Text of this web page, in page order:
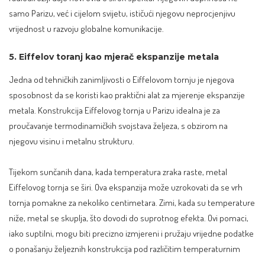
samo Parizu, već i cijelom svijetu, ističući njegovu neprocjenjivu
vrijednost u razvoju globalne komunikacije.
5. Eiffelov toranj kao mjerač ekspanzije metala
Jedna od tehničkih zanimljivosti o Eiffelovom tornju je njegova
sposobnost da se koristi kao praktični alat za mjerenje ekspanzije
metala. Konstrukcija Eiffelovog tornja u Parizu idealna je za
proučavanje termodinamičkih svojstava željeza, s obzirom na
njegovu visinu i metalnu strukturu.
Tijekom sunčanih dana, kada temperatura zraka raste, metal
Eiffelovog tornja se širi. Ova ekspanzija može uzrokovati da se vrh
tornja pomakne za nekoliko centimetara. Zimi, kada su temperature
niže, metal se skuplja, što dovodi do suprotnog efekta. Ovi pomaci,
iako suptilni, mogu biti precizno izmjereni i pružaju vrijedne podatke
o ponašanju željeznih konstrukcija pod različitim temperaturnim